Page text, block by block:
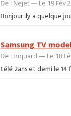
De : Nejet — Le 19 Fév
Bonjour Ily a quelque
Samsung TV
De : triquard — Le 18
télé 2ans et demi le 14